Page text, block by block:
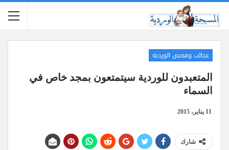
عجائب وقصص الوردية
المتعبدون للوردية سيتمتعون بمجد خاص في
السماء
11 يناير، 2015
شارك